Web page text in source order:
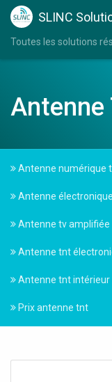
SLINC
Toutes les solutions
Antenne
Antenne numérique
Antenne électronique
Antenne tv amplifiée
Antenne tnt
Antenne tnt intérieur
Prix antenne tnt